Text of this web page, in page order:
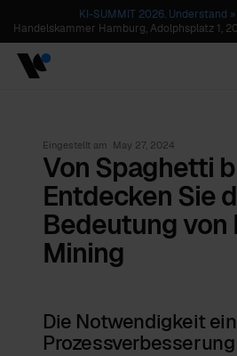
KI-SUMMIT 2026. Understand
Handelskammer Hamburg, Adolphsplatz 1,
Eingestellt am May 27, 2024
Von Spaghetti
Entdecken Sie
Bedeutung von
Mining
Die Notwendigkeit
Prozessverbesserung